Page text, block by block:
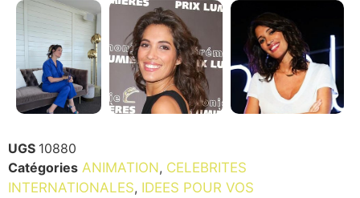
UGS 10880
Catégories ANIMATION, CELEBRITES
INTERNATIONALES, IDEES POUR VOS